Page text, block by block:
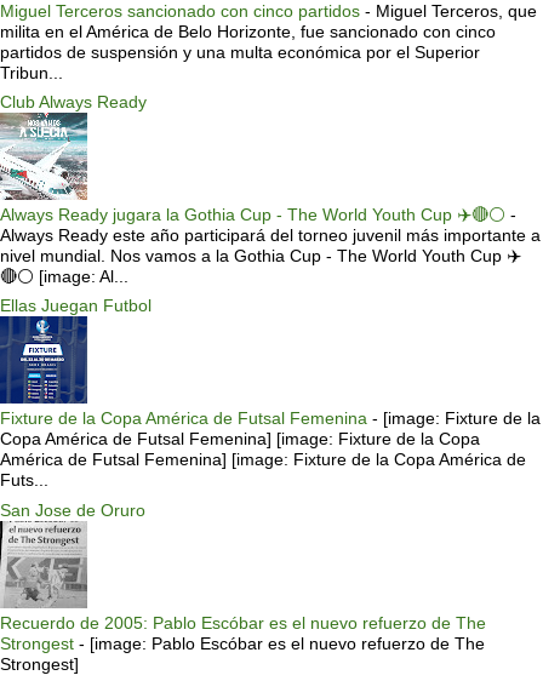
Miguel Terceros sancionado con cinco partidos - Miguel Terceros, que
milita en el América de Belo Horizonte, fue sancionado con cinco
partidos de suspensión y una multa económica por el Superior
Tribun...
Club Always Ready
Always Ready jugara la Gothia Cup - The World Youth Cup ✈️🔴⚪️ -
Always Ready este año participará del torneo juvenil más importante a
nivel mundial. Nos vamos a la Gothia Cup - The World Youth Cup ✈️
🔴⚪️ [image: Al...
Ellas Juegan Futbol
Fixture de la Copa América de Futsal Femenina - [image: Fixture de la
Copa América de Futsal Femenina] [image: Fixture de la Copa
América de Futsal Femenina] [image: Fixture de la Copa América de
Futs...
San Jose de Oruro
Recuerdo de 2005: Pablo Escóbar es el nuevo refuerzo de The
Strongest - [image: Pablo Escóbar es el nuevo refuerzo de The
Strongest]